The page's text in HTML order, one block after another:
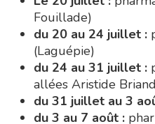
(La Fouillade)
du 7 au 14 août :
Saint-Jacques)
du 15 au 17 août :
allées Aristide
Le 17 août :
Fouillade)